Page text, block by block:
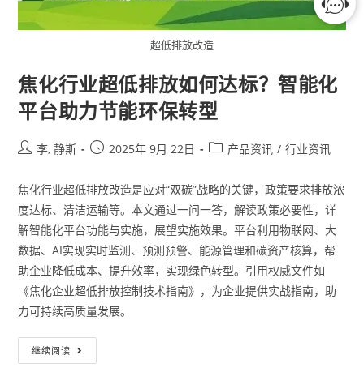
超低排放改造
焦化行业超低排放如何达标？智能化
平台助力节能环保转型
李, 静斯 2025年 9月 22日 产品资讯 / 行业资讯
焦化行业超低排放改造是应对“双碳”战略的关键，政策要求排放浓
度达标、清洁运输等。本文通过一问一答，解读政策必要性，详
解智能化平台功能与实施，展望实施效果。平台利用物联网、大
数据、AI实现实时监测、预测预警、能源管理和碳资产核算，帮
助企业降低成本、提升效率，实现绿色转型。引用权威文件如
《焦化企业超低排放控制技术指南》，为企业提供实战指南，助
力可持续高质量发展。
继续阅读